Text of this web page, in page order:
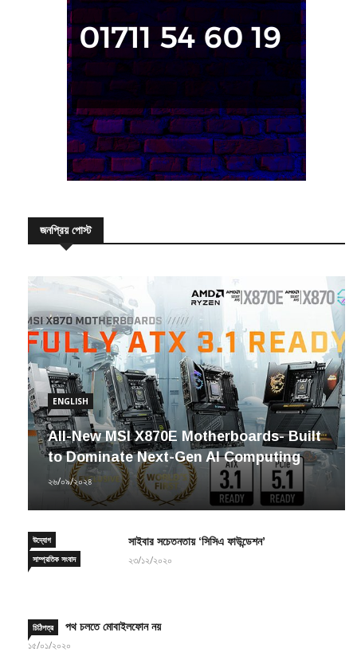
জনপ্রিয় পোস্ট
ENGLISH
All-New MSI X870E Motherboards- Built
to Dominate Next-Gen AI Computing
২৬/০৯/২০২৪
উদ্যোগ
সাম্প্রতিক সংবাদ
সাইবার সচেতনতায় ‘সিসিএ ফাউন্ডেশন’
২৩/১২/২০২০
চিঠিপত্র পথ চলতে মোবাইলফোন নয়
১৫/০১/২০২০